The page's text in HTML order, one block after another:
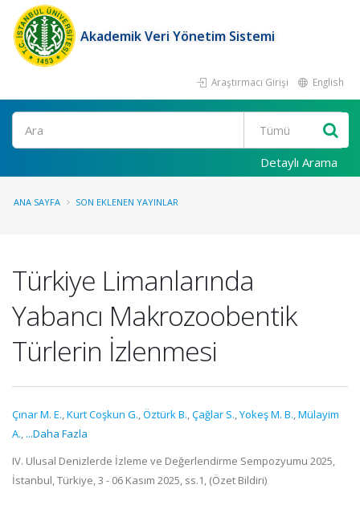
Akademik Veri Yönetim Sistemi
Araştırmacı Girişi English
Ara
Detaylı Arama
ANA SAYFA SON EKLENEN YAYINLAR
Türkiye Limanlarında
Yabancı Makrozoobentik
Türlerin İzlenmesi
Çınar M. E.,Kurt Coşkun G.,Öztürk B.,Çağlar S.,Yokeş M. B.,Mülayim
A., ...Daha Fazla
IV. Ulusal Denizlerde İzleme ve Değerlendirme Sempozyumu 2025,
İstanbul, Türkiye, 3 - 06 Kasım 2025, ss.1, (Özet Bildiri)